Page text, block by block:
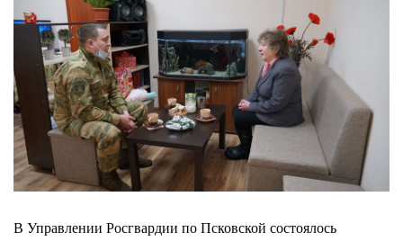
В Управлении Росгвардии по Псковской состоялось